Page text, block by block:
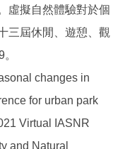
虛擬自然體驗對於個
三屆休閒、遊憩、觀
changes in
for urban park
Virtual IASNR
and Natural